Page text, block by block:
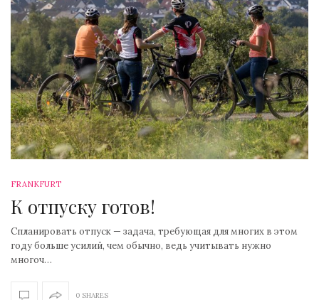
FRANKFURT
К отпуску готов!
Спланировать отпуск — задача, требующая для многих в этом
году больше усилий, чем обычно, ведь учитывать нужно
многоч…
0 SHARES